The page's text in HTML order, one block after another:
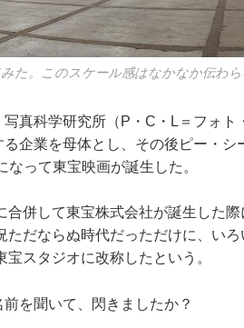
た。このスケール感はなかなか伝わ
真科学研究所（P・C・L＝フォト
企業を母体とし、その後ピー・シ
って東宝映画が誕生した。
併して東宝株式会社が誕生した
だならぬ時代だっただけに、い
スタジオに改称したという。
を聞いて、閃きましたか？